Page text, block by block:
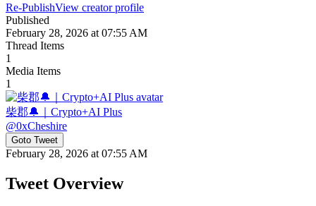
Re-PublishView creator profile
Published
February 28, 2026 at 07:55 AM
Thread Items
1
Media Items
1
柴郡🔔｜Crypto+AI Plus
@0xCheshire
Goto Tweet
February 28, 2026 at 07:55 AM
Tweet Overview